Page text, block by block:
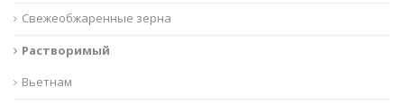
Свежеобжаренные зерна
Растворимый
Вьетнам